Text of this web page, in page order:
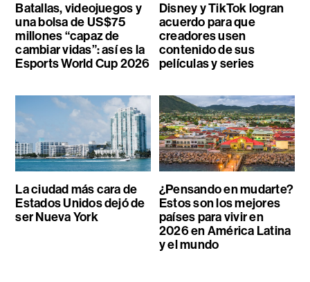
Batallas, videojuegos y
una bolsa de US$75
millones “capaz de
cambiar vidas”: así es la
Esports World Cup 2026
Disney y TikTok logran
acuerdo para que
creadores usen
contenido de sus
películas y series
La ciudad más cara de
Estados Unidos dejó de
ser Nueva York
¿Pensando en mudarte?
Estos son los mejores
países para vivir en
2026 en América Latina
y el mundo